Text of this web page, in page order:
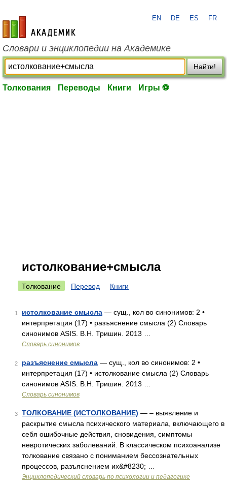
academic.ru
EN DE ES FR
Словари и энциклопедии на Академике
Найти!
Толкования Переводы Книги Игры ⚽
истолкование+смысла
Толкование Перевод Книги
1 истолкование смысла — сущ., кол во синонимов: 2 •
интерпретация (17) • разъяснение смысла (2) Словарь
синонимов ASIS. В.Н. Тришин. 2013 …
Словарь синонимов
2 разъяснение смысла — сущ., кол во синонимов: 2 •
интерпретация (17) • истолкование смысла (2) Словарь
синонимов ASIS. В.Н. Тришин. 2013 …
Словарь синонимов
3 ТОЛКОВАНИЕ (ИСТОЛКОВАНИЕ) — – выявление и
раскрытие смысла психического материала, включающего в
себя ошибочные действия, сновидения, симптомы
невротических заболеваний. В классическом психоанализе
толкование связано с пониманием бессознательных
процессов, разъяснением их&#8230; …
Энциклопедический словарь по психологии и педагогике